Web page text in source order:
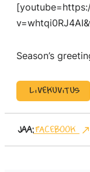
Season’s
Livekuvitus
Jaa:Facebook